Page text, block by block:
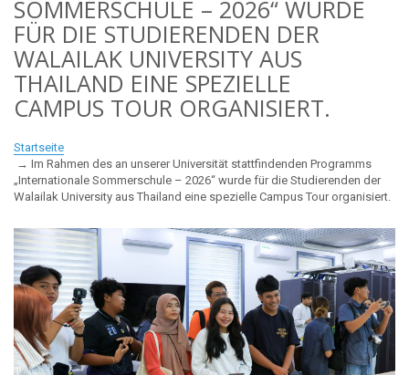
SOMMERSCHULE – 2026“ WURDE
FÜR DIE STUDIERENDEN DER
WALAILAK UNIVERSITY AUS
THAILAND EINE SPEZIELLE
CAMPUS TOUR ORGANISIERT.
Startseite
Im Rahmen des an unserer Universität stattfindenden Programms
„Internationale Sommerschule – 2026“ wurde für die Studierenden der
Walailak University aus Thailand eine spezielle Campus Tour organisiert.